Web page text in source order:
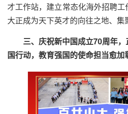
才工作站，建立常态化海外招聘
大正成为天下英才的向往之地、集
三、庆祝新中国成立70周年
国行动，教育强国的使命担当愈加